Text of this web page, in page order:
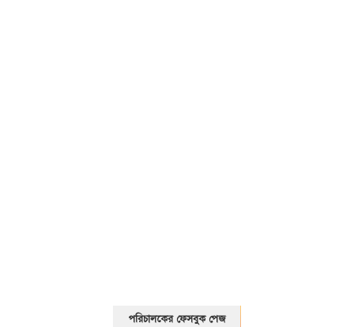
পরিচালকের ফেসবুক পেজ